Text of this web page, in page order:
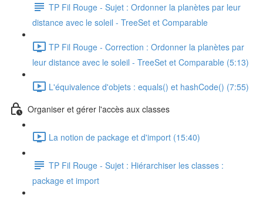
TP Fil Rouge - Sujet : Ordonner la planètes par leur
distance avec le soleil - TreeSet et Comparable
TP Fil Rouge - Correction : Ordonner la planètes par
leur distance avec le soleil - TreeSet et Comparable (5:13)
L'équivalence d'objets : equals() et hashCode() (7:55)
Organiser et gérer l'accès aux classes
La notion de package et d'import (15:40)
TP Fil Rouge - Sujet : Hiérarchiser les classes :
package et import